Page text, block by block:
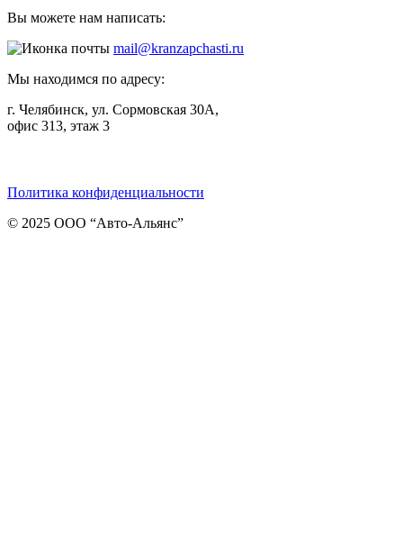
Вы можете нам написать:
mail@kranzapchasti.ru
Мы находимся по адресу:
г. Челябинск, ул. Сормовская 30А,
офис 313, этаж 3
Политика конфиденциальности
© 2025 ООО “Авто-Альянс”